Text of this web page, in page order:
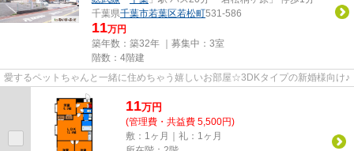
千葉県千葉市若葉区若松町531-586
11万円
築年数：築32年 ｜募集中： 3室
階数：4階建
愛するペットちゃんと一緒に住めちゃう嬉しいお部屋☆3DKタイプの新婚様向け♪
11万円
(管理費・共益費 5,500円)
敷：1ヶ月｜礼：1ヶ月